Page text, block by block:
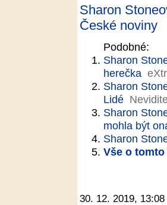
Sharon
České noviny
Podobné:
Sharon
herečka
Sharon
Lidé
Sharon
mohla být
Sharon
Vše o
30. 12. 2019, 13:08